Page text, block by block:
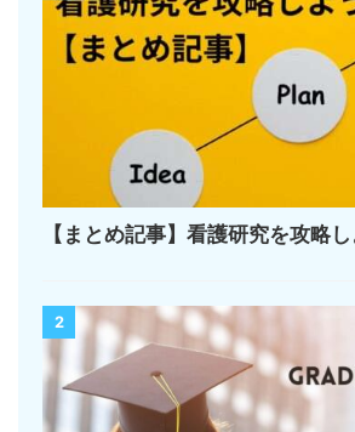
【まとめ記事】看護研究を攻略し
2